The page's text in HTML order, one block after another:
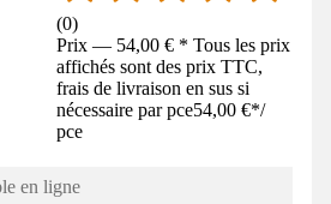
(0)
Prix — 54,00 € * Tous les prix
affichés sont des prix TTC,
frais de livraison en sus si
nécessaire par pce54,00 €*/
pce
en ligne